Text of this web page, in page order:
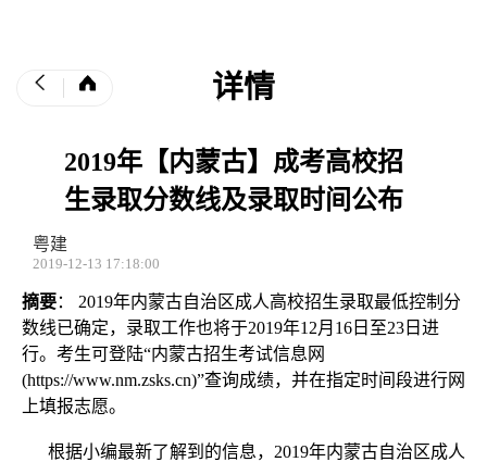
详情
2019年【内蒙古】成考高校招
生录取分数线及录取时间公布
粤建
2019-12-13 17:18:00
摘要： 2019年内蒙古自治区成人高校招生录取最低控制分
数线已确定，录取工作也将于2019年12月16日至23日进
行。考生可登陆“内蒙古招生考试信息网
(https://www.nm.zsks.cn)”查询成绩，并在指定时间段进行网
上填报志愿。
根据小编最新了解到的信息，2019年内蒙古自治区成人